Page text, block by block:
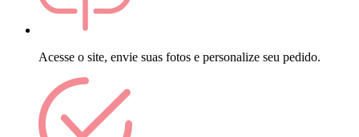
Acesse o site, envie suas fotos e personalize seu pedido.